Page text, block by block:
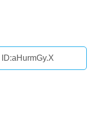
ID:aHurmGy.X